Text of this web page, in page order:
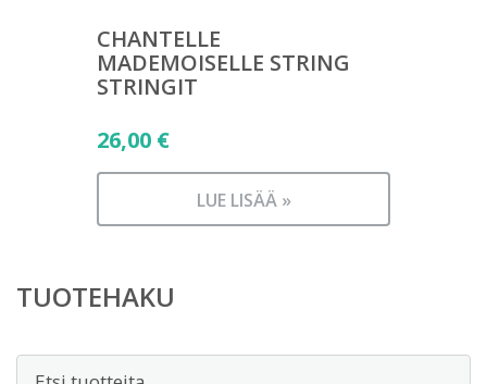
CHANTELLE
MADEMOISELLE STRING
STRINGIT
26,00 €
LUE LISÄÄ »
TUOTEHAKU
Etsi: